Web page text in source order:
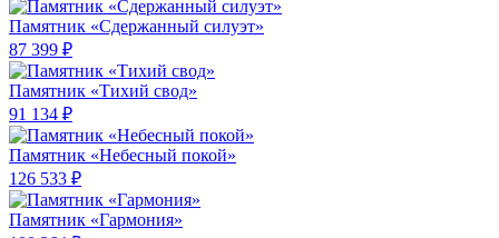
Памятник «Сдержанный силуэт»
87 399 ₽
Памятник «Тихий свод»
91 134 ₽
Памятник «Небесный покой»
126 533 ₽
Памятник «Гармония»